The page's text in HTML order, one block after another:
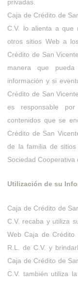
privadas.
Caja de Crédito de
C.V. lo alienta a que
otros sitios Web a
Crédito de San
manera que
información y si
Crédito de San
es responsable
contenidos que se
Crédito de San
de la familia de
Sociedad Cooperativa
Utilización de su
Caja de Crédito de
C.V. recaba y utiliza
Web Caja de Crédito
R.L. de C.V. y
Caja de Crédito de
C.V. también utiliza